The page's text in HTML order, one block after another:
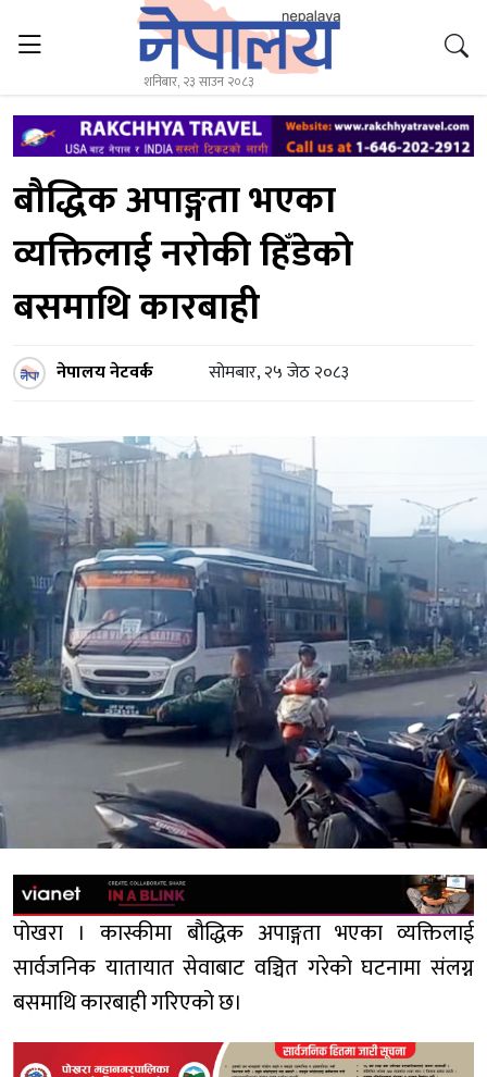
शनिबार, २३ साउन २०८३
बौद्धिक अपाङ्गता भएका
व्यक्तिलाई नरोकी हिँडेको
बसमाथि कारबाही
नेपालय नेटवर्क सोमबार, २५ जेठ २०८३
पोखरा । कास्कीमा बौद्धिक अपाङ्गता भएका व्यक्तिलाई
सार्वजनिक यातायात सेवाबाट वञ्चित गरेको घटनामा संलग्न
बसमाथि कारबाही गरिएको छ।